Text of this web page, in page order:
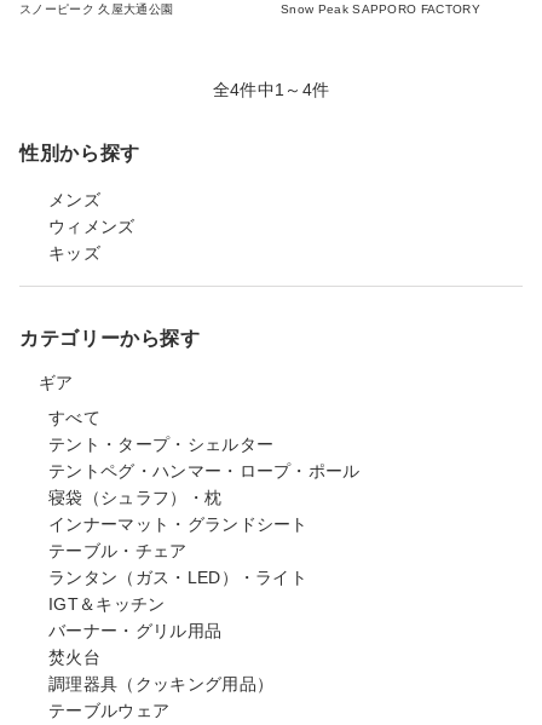
スノーピーク 久屋大通公園
Snow Peak SAPPORO FACTORY
全4件中1～4件
性別から探す
メンズ
ウィメンズ
キッズ
カテゴリーから探す
ギア
すべて
テント・タープ・シェルター
テントペグ・ハンマー・ロープ・ポール
寝袋（シュラフ）・枕
インナーマット・グランドシート
テーブル・チェア
ランタン（ガス・LED）・ライト
IGT＆キッチン
バーナー・グリル用品
焚火台
調理器具（クッキング用品）
テーブルウェア